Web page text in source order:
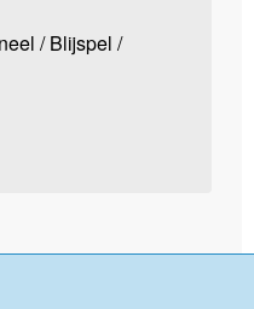
/ Blijspel /